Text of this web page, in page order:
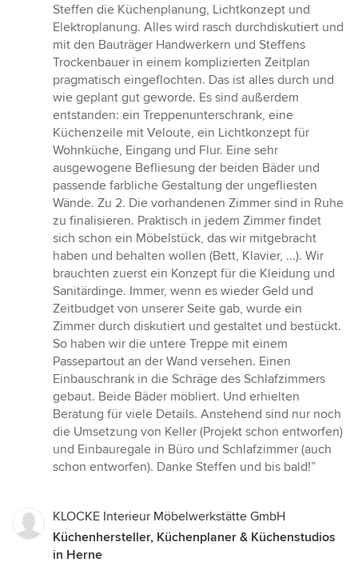
Steffen die Küchenplanung, Lichtkonzept und
Elektroplanung. Alles wird rasch durchdiskutiert und
mit den Bauträger Handwerkern und Steffens
Trockenbauer in einem komplizierten Zeitplan
pragmatisch eingeflochten. Das ist alles durch und
wie geplant gut geworde. Es sind außerdem
entstanden: ein Treppenunterschrank, eine
Küchenzeile mit Veloute, ein Lichtkonzept für
Wohnküche, Eingang und Flur. Eine sehr
ausgewogene Befliesung der beiden Bäder und
passende farbliche Gestaltung der ungefliesten
Wände. Zu 2. Die vorhandenen Zimmer sind in Ruhe
zu finalisieren. Praktisch in jedem Zimmer findet
sich schon ein Möbelstück, das wir mitgebracht
haben und behalten wollen (Bett, Klavier, ...). Wir
brauchten zuerst ein Konzept für die Kleidung und
Sanitärdinge. Immer, wenn es wieder Geld und
Zeitbudget von unserer Seite gab, wurde ein
Zimmer durch diskutiert und gestaltet und bestückt.
So haben wir die untere Treppe mit einem
Passepartout an der Wand versehen. Einen
Einbauschrank in die Schräge des Schlafzimmers
gebaut. Beide Bäder möbliert. Und erhielten
Beratung für viele Details. Anstehend sind nur noch
die Umsetzung von Keller (Projekt schon entworfen)
und Einbauregale in Büro und Schlafzimmer (auch
schon entworfen). Danke Steffen und bis bald!”
KLOCKE Interieur Möbelwerkstätte GmbH
Küchenhersteller, Küchenplaner & Küchenstudios
in Herne